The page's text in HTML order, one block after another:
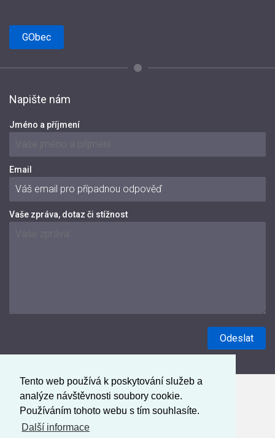
Tento web používá k poskytování služeb a
analýze návštěvnosti soubory cookie.
Používáním tohoto webu s tím souhlasíte.
Další informace
GObec
Napište nám
Jméno a příjmení
Email
Vaše zpráva, dotaz či stížnost